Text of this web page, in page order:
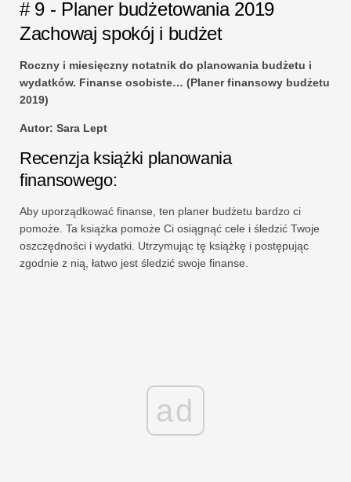
# 9 - Planer budżetowania 2019
Zachowaj spokój i budżet
Roczny i miesięczny notatnik do planowania budżetu i
wydatków. Finanse osobiste… (Planer finansowy budżetu
2019)
Autor: Sara Lept
Recenzja książki planowania
finansowego:
Aby uporządkować finanse, ten planer budżetu bardzo ci
pomoże. Ta książka pomoże Ci osiągnąć cele i śledzić Twoje
oszczędności i wydatki. Utrzymując tę ​​książkę i postępując
zgodnie z nią, łatwo jest śledzić swoje finanse.
ad